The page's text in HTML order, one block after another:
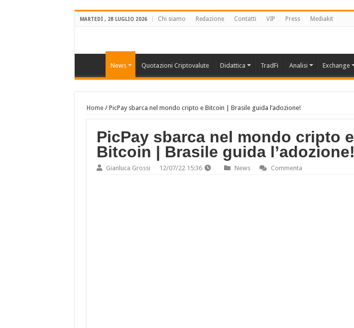
MARTEDÌ , 28 LUGLIO 2026 Chi siamo Redazione Contatti VIP Press Mediakit
News Quotazioni Criptovalute Didattica TradFi Analisi Exchange
Home/ PicPay sbarca nel mondo cripto e Bitcoin | Brasile guida l’adozione!
PicPay sbarca nel mondo cripto e
Bitcoin | Brasile guida l’adozione!
Gianluca Grossi 12/07/22 15:36 News Commenta